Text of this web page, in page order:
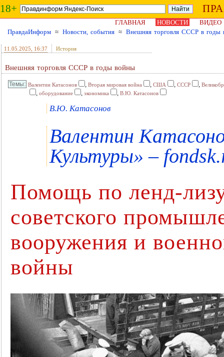
18+
ГЛАВНАЯ НОВОСТИ
ВИДЕО
ПравдаИнформ ≈ Новости, события ≈ Внешняя торговля СССР в годы
11.05.2025 , 16:37 История
Внешняя торговля СССР в годы войны
Валентин Катасонов , Вторая мировая война , США , СССР ,
, оборудование , экономика , В.Ю. Катасонов
В.Ю. Катасонов
Валентин
Культуры» –
Помощь по ленд-
советского
вооружения и
войны